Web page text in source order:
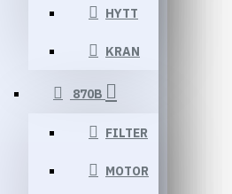
HYTT
KRAN
870B
FILTER
MOTOR